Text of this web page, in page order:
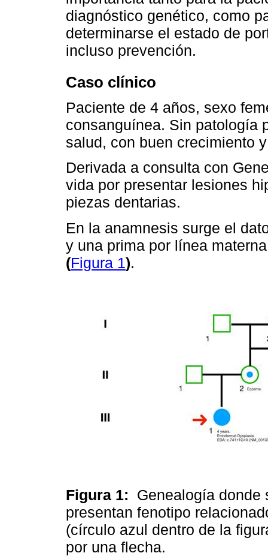
diagnóstico genético, como
determinarse el estado de
incluso prevención.
Caso clínico
Paciente de 4 años, sexo
consanguínea. Sin patología
salud, con buen crecimiento
Derivada a consulta con
vida por presentar lesiones
piezas dentarias.
En la anamnesis surge el
y una prima por línea
(Figura 1).
Figura 1: Genealogía donde
presentan fenotipo
(círculo azul dentro de la
por una flecha.